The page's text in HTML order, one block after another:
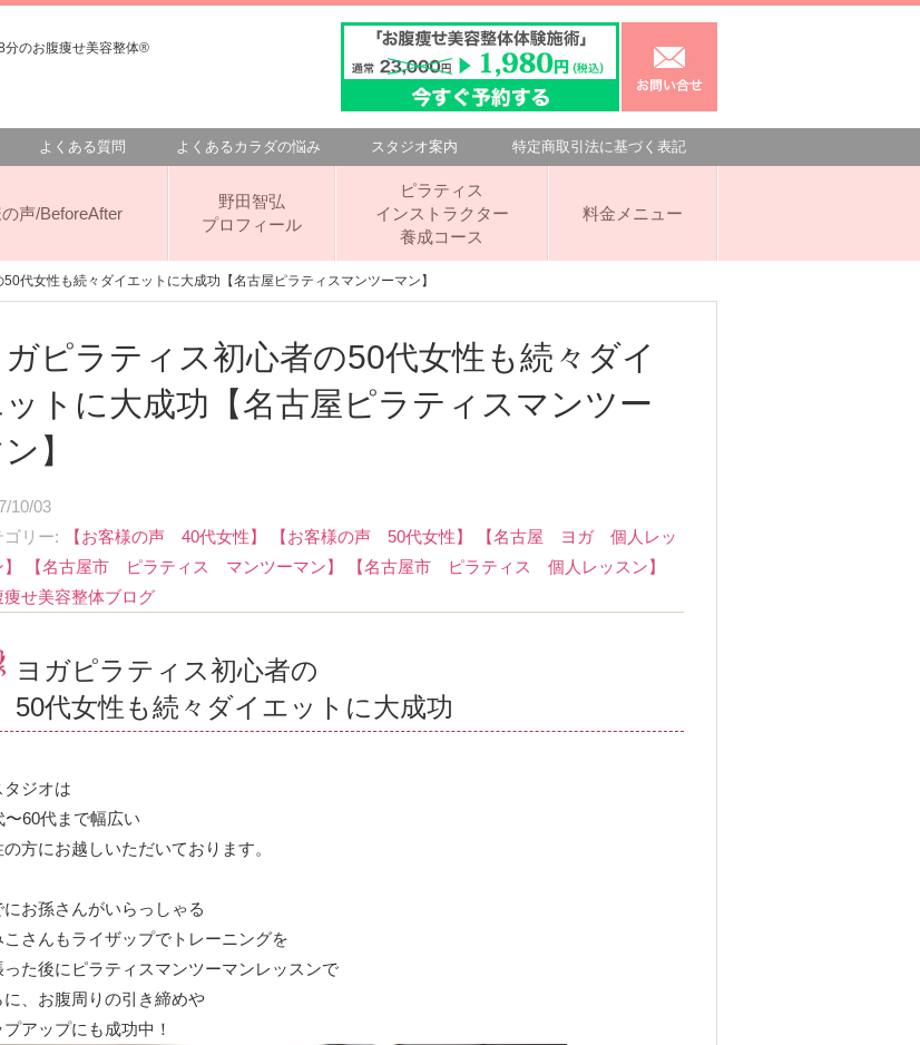
分のお腹痩せ美容整体®️
よくある質問 よくあるカラダの悩み スタジオ案内 特定商取引法に基づく表記
声/BeforeAfter
野田智弘
プロフィール
ピラティス
インストラクター
養成コース
料金メニュー
代女性も続々ダイエットに大成功【名古屋ピラティスマンツーマン】
ガピラティス初心者の50代女性も続々ダイ
ットに大成功【名古屋ピラティスマンツー
】
10/03
ゴリー
【お客様の声 40代女性】 【お客様の声 50代女性】
【名古屋 ヨガ 個人レッ
【名古屋市 ピラティス マンツーマン】
【名古屋市 ピラティス 個人レッスン】
痩せ美容整体ブログ
ヨガピラティス初心者の
50代女性も続々ダイエットに大成功
タジオは
〜60代まで幅広い
方にお越しいただいております。
にお孫さんがいらっしゃる
こさんもライザップでトレーニングを
った後にピラティスマンツーマンレッスンで
に、お腹周りの引き締めや
プアップにも成功中！